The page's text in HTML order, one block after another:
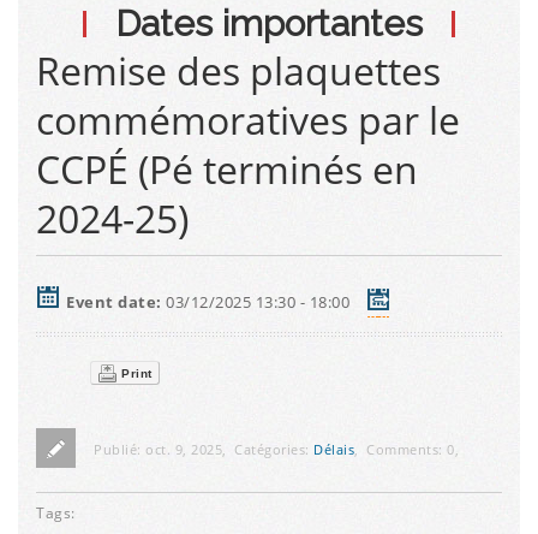
Dates importantes
Remise des plaquettes
commémoratives par le
CCPÉ (Pé terminés en
2024-25)
Event date: 03/12/2025 13:30 - 18:00
Print
Publié: oct. 9, 2025 Catégories: Délais Comments: 0
Tags: